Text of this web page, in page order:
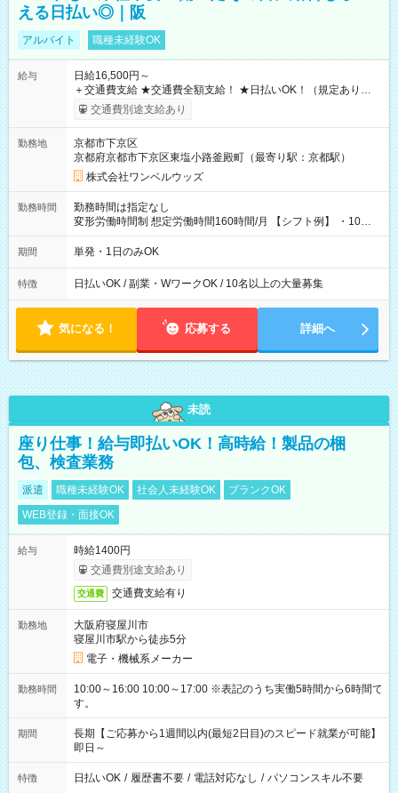
える日払い◎｜阪
アルバイト 職種未経験OK
給与
日給16,500円～
＋交通費支給 ★交通費全額支給！ ★日払いOK！（規定あり） ┗
働いたその日に現金GET♪ お仕事後はコンビニATMから 日払
交通費別途支給あり
勤務地
京都市下京区
京都府京都市下京区東塩小路釜殿町（最寄り駅：京都駅）
株式会社ワンベルウッズ
勤務時間
勤務時間は指定なし
変形労働時間制 想定労働時間160時間/月 【シフト例】 ・10：
00～20：00
期間 単発・1日のみOK
特徴 日払いOK / 副業・WワークOK / 10名以上の大量募集
気になる！ 応募する 詳細へ
未読
座り仕事！給与即払いOK！高時給！製品の梱
包、検査業務
派遣 職種未経験OK 社会人未経験OK
ブランクOK
WEB登録・面接OK
給与
時給1400円
交通費別途支給あり
交通費 交通費支給有り
勤務地
大阪府寝屋川市
寝屋川市駅から徒歩5分
電子・機械系メーカー
勤務時間
10:00～16:00 10:00～17:00 ※表記のうち実働5時間から6時間で
す。
期間
長期【ご応募から1週間以内(最短2日目)のスピード就業が可能】
即日～
特徴 日払いOK / 履歴書不要 / 電話対応なし / パソコンスキル不要